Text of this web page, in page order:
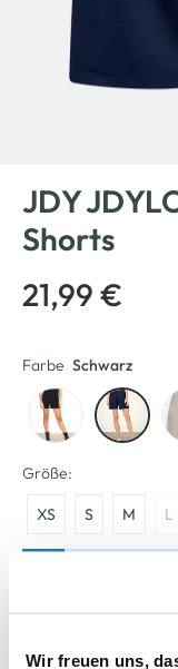
Wir freuen uns,
JDY
Shorts
21,99 €
Farbe Schwarz
Größe:
XS S M L